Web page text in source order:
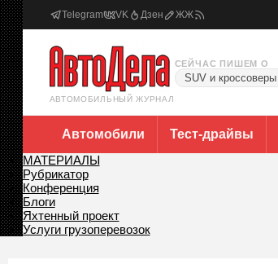
Telegram VK Дзен ЖЖ
АВТОМОБИЛЬНЫЙ ЖУРНАЛ
СЕЙЧАС ПИШЕМ О
SUV и кроссоверы
Автомобили Тест-драйвы
МАТЕРИАЛЫ
Рубрикатор
Конференция
Блоги
Яхтенный проект
Услуги грузоперевозок